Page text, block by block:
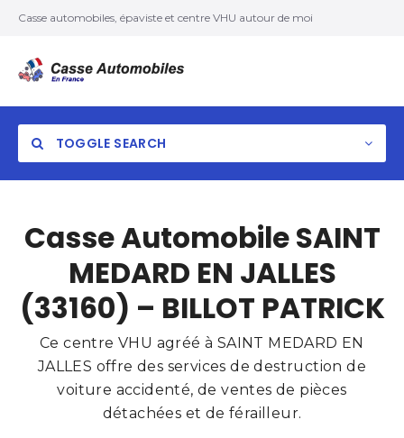
Casse automobiles, épaviste et centre VHU autour de moi
TOGGLE SEARCH
Casse Automobile SAINT
MEDARD EN JALLES
(33160) – BILLOT PATRICK
Ce centre VHU agréé à SAINT MEDARD EN
JALLES offre des services de destruction de
voiture accidenté, de ventes de pièces
détachées et de férailleur.